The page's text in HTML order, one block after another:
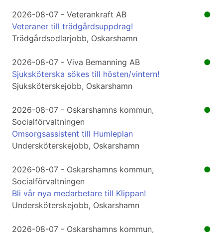
●
2026-08-07 - Veterankraft AB
Veteraner till trädgårdsuppdrag!
Trädgårdsodlarjobb, Oskarshamn
●
2026-08-07 - Viva Bemanning AB
Sjuksköterska sökes till hösten/vintern!
Sjuksköterskejobb, Oskarshamn
●
2026-08-07 - Oskarshamns kommun,
Socialförvaltningen
Omsorgsassistent till Humleplan
Undersköterskejobb, Oskarshamn
●
2026-08-07 - Oskarshamns kommun,
Socialförvaltningen
Bli vår nya medarbetare till Klippan!
Undersköterskejobb, Oskarshamn
●
2026-08-07 - Oskarshamns kommun,